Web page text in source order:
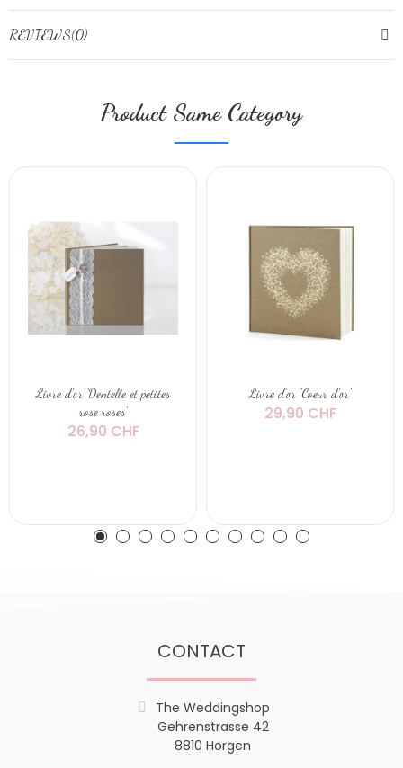
REVIEWS(0)
Product Same Category
Livre d'or 'Dentelle et petites
rose roses'
26,90 CHF
Livre d'or 'Coeur d'or'
29,90 CHF
CONTACT
The Weddingshop
Gehrenstrasse 42
8810 Horgen